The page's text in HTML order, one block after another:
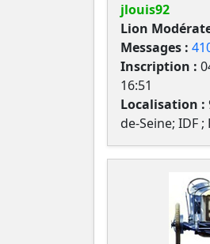
jlouis92
Lion
Messages :
Inscription :
16:51
Localisation :
de-Seine; IDF ;